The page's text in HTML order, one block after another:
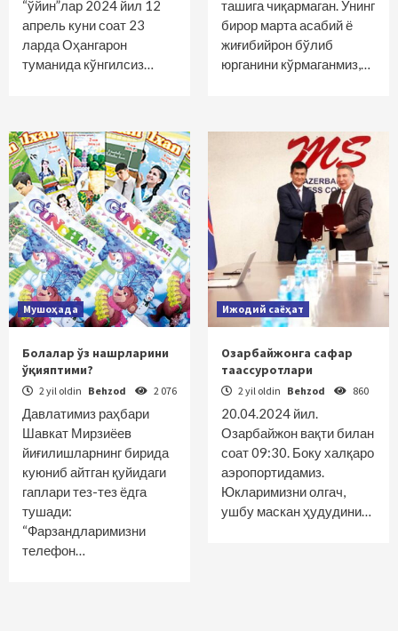
“ўйин”лар 2024 йил 12
апрель куни соат 23
ларда Оҳангарон
туманида кўнгилсиз…
ташига чиқармаган. Унинг
бирор марта асабий ё
жиғибийрон бўлиб
юрганини кўрмаганмиз,…
Мушоҳада
Болалар ўз нашрларини
ўқияптими?
2 yil oldin Behzod 2 076
Давлатимиз раҳбари
Шавкат Мирзиёев
йиғилишларнинг бирида
куюниб айтган қуйидаги
гаплари тез-тез ёдга
тушади:
“Фарзандларимизни
телефон…
Ижодий саёҳат
Озарбайжонга сафар
таассуротлари
2 yil oldin Behzod 860
20.04.2024 йил.
Озарбайжон вақти билан
соат 09:30. Боку халқаро
аэропортидамиз.
Юкларимизни олгач,
ушбу маскан ҳудудини…